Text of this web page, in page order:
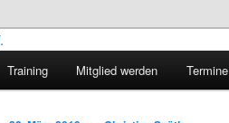
Rastatt e.V.
in Mittelbaden
Training Mitglied werden Termine